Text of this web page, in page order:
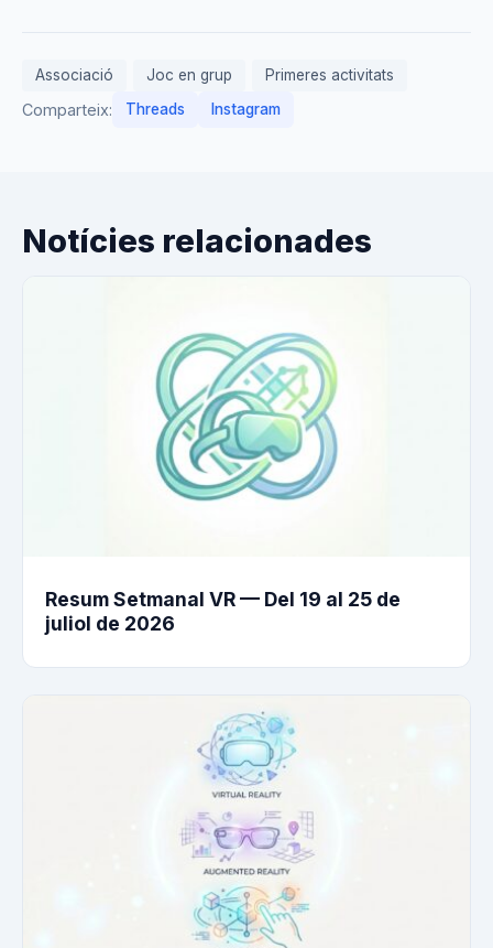
Associació Joc en grup Primeres activitats
Comparteix: Threads Instagram
Notícies relacionades
Resum Setmanal VR — Del 19 al 25 de
juliol de 2026